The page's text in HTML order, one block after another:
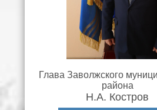
Глава Заволжского
района
Н.А. Костров